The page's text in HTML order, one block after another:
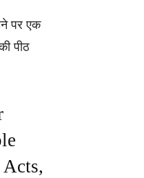
पर एक
पीठ